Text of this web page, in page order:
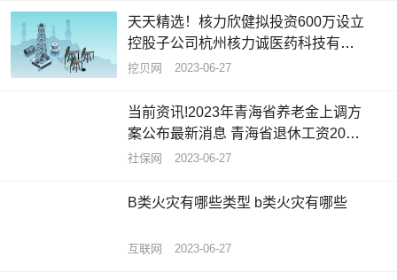
天天精选！核力欣健拟投资600万设立
控股子公司杭州核力诚医药科技有限
公司 持股85.71%
挖贝网 2023-06-27
当前资讯!2023年青海省养老金上调方
案公布最新消息 青海省退休工资2023
计算公式
社保网 2023-06-27
B类火灾有哪些类型 b类火灾有哪些
互联网 2023-06-27